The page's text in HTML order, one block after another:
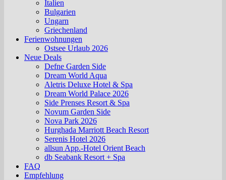
Italien
Bulgarien
Ungarn
Griechenland
Ferienwohnungen
Ostsee Urlaub 2026
Neue Deals
Defne Garden Side
Dream World Aqua
Aletris Deluxe Hotel & Spa
Dream World Palace 2026
Side Prenses Resort & Spa
Novum Garden Side
Nova Park 2026
Hurghada Marriott Beach Resort
Serenis Hotel 2026
allsun App.-Hotel Orient Beach
db Seabank Resort + Spa
FAQ
Empfehlung